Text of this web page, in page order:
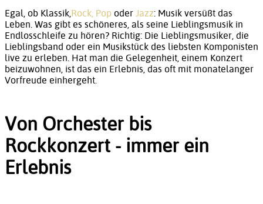
Egal, ob Klassik,Rock, Pop oder Jazz: Musik versüßt das
Leben. Was gibt es schöneres, als seine Lieblingsmusik in
Endlosschleife zu hören? Richtig: Die Lieblingsmusiker, die
Lieblingsband oder ein Musikstück des liebsten Komponisten
live zu erleben. Hat man die Gelegenheit, einem Konzert
beizuwohnen, ist das ein Erlebnis, das oft mit monatelanger
Vorfreude einhergeht.
Von Orchester bis
Rockkonzert - immer ein
Erlebnis